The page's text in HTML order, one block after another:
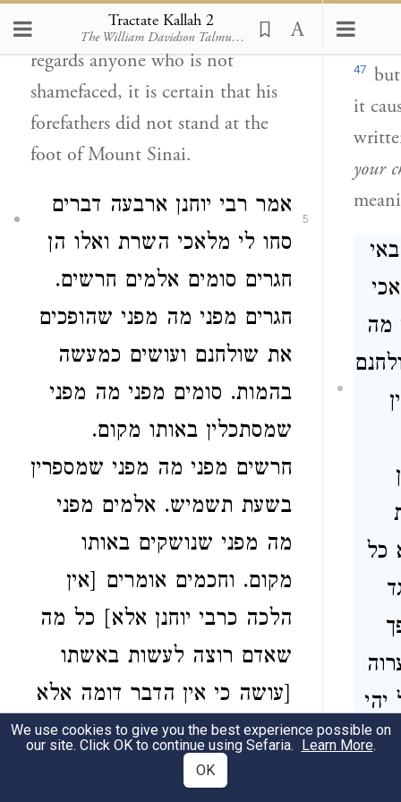
Tractate Kallah 2
The William Davidson Talmud(Araha, Cohen, Soncino
before you, that ye sin not.
As
regards anyone who is not
shamefaced, it is certain that his
forefathers did not stand at the
foot of Mount Sinai.
5 אמר רבי יוחנן ארבעה דברים
סחו לי מלאכי השרת ואלו הן
חגרים סומים אלמים חרשים.
חגרים מפני מה מפני שהופכים
את שולחנם ועושים כמעשה
בהמות. סומים מפני מה מפני
שמסתכלין באותו מקום.
חרשים מפני מה מפני שמספרין
בשעת תשמיש. אלמים מפני
מה מפני שנושקים באותו
מקום. וחכמים אומרים [אין
הלכה כרבי יוחנן אלא] כל מה
שאדם רוצה לעשות באשתו
[עושה כי אין הדבר דומה אלא
למי שלקח בשר מטבח רצה
אוכלו צלי רצה אוכלו מבושל
47
it
your
מה
כל
We use cookies to give you the best experience possible on
our site. Click OK to continue using Sefaria. Learn More.
OK